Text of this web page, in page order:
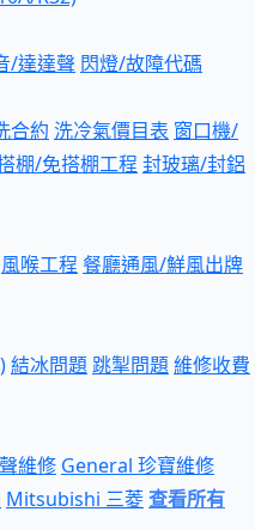
/達達聲 閃燈/故障代碼
合約 洗冷氣價目表 窗口機/
棚/免搭棚工程 封玻璃/封鋁
風喉工程 餐廳通風/鮮風出牌
結冰問題跳掣問題維修收費
維修 General 珍寶維修
Mitsubishi 三菱查看所有